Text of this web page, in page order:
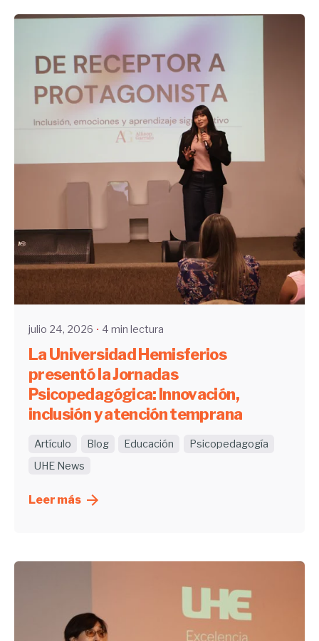
Enviado por
julio 24, 2026 4 min lectura
La Universidad Hemisferios
presentó la Jornadas
Psicopedagógica: Innovación,
inclusión y atención temprana
Artículo Blog Educación
Psicopedagogía
UHE News
Leer más